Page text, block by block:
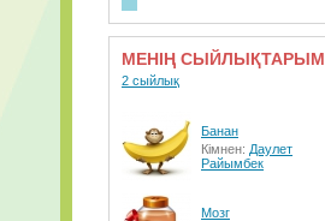
МЕНІҢ СЫЙЛЫҚТАРЫМ
2 сыйлық
Банан
Кімнен: Дaулет
Райымбек
Мозг